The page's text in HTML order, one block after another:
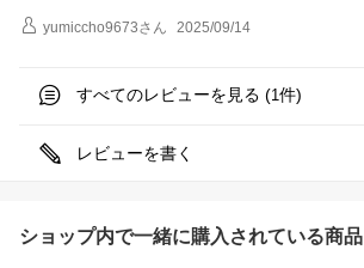
yumiccho9673さん 2025/09/14
すべてのレビューを見る (1件)
レビューを書く
ショップ内で一緒に購入されている商品